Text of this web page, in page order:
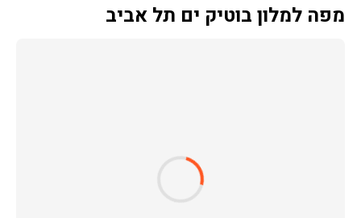
מפה למלון בוטיק ים תל אביב